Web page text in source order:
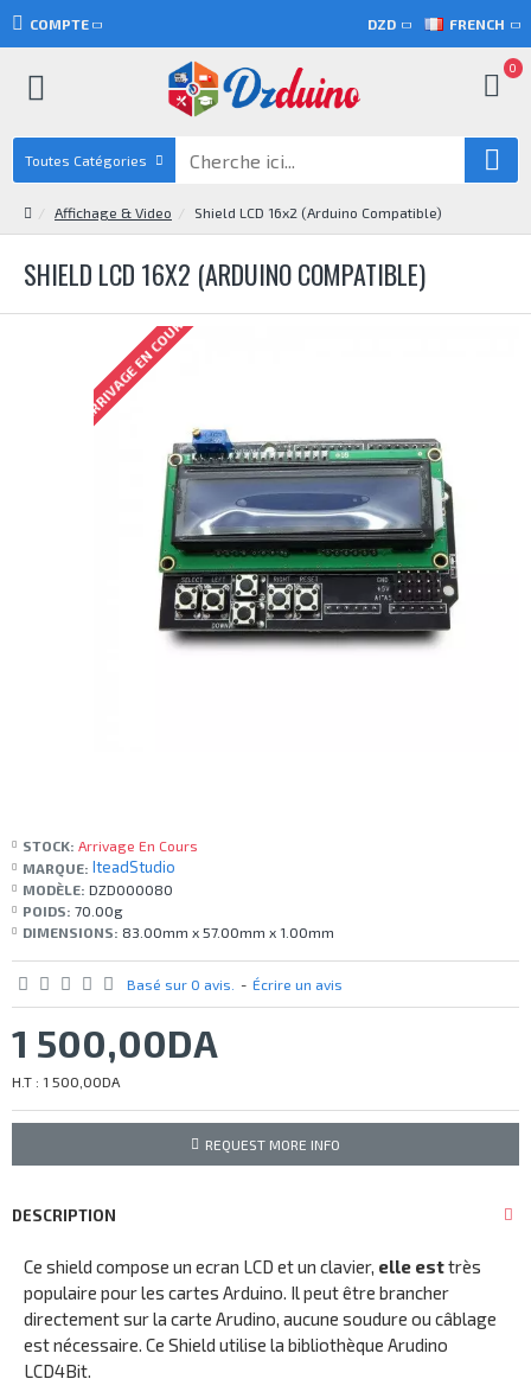
COMPTE DZD FRENCH
0
Toutes Catégories
Affichage & Video Shield LCD 16x2 (Arduino Compatible)
SHIELD LCD 16X2 (ARDUINO COMPATIBLE)
ARRIVAGE EN COURS
STOCK: Arrivage En Cours
MARQUE: IteadStudio
MODÈLE: DZD000080
POIDS: 70.00g
DIMENSIONS: 83.00mm x 57.00mm x 1.00mm
Basé sur 0 avis. - Écrire un avis
1 500,00DA
H.T : 1 500,00DA
REQUEST MORE INFO
DESCRIPTION
Ce shield compose un ecran LCD et un clavier, elle esttrès
populaire pour les cartes Arduino. Il peut être brancher
directement sur la carte Arudino, aucune soudure ou câblage
est nécessaire. Ce Shield utilise la bibliothèque Arudino
LCD4Bit.